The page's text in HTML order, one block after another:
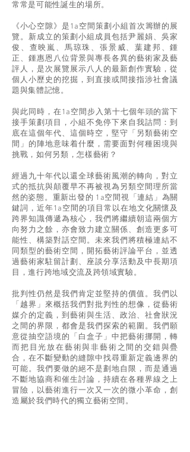
常常是可能性誕生的場所。
《小心空隙》是1a空間策劃小組首次籌辦的展
覽。新成立的策劃小組成員包括尹麗娟、吳家
俊、查映嵐、馬琼珠、張景威、葉建邦、鍾
正、鍾惠恩八位背景與專長各異的藝術家及藝
評人，是次展覽展示八人的最新創作實驗，從
個人小歷史的挖掘，到直接或間接指涉社會議
題與集體記憶。
與此同時，在1a空間步入第十七個年頭的當下
接手策劃項目，小組不免停下來自我詰問：到
底在這個年代、這個時空，堅守「另類藝術空
間」的陣地意味着什麼，需要面對何種困境與
挑戰，如何另類，怎樣藝術？
經過九十年代以還全球藝術風潮的轉向，對立
式的抵抗與顛覆早不再被視為另類空間理所當
然的姿態。重新出發的 1a空間視「連結」為關
鍵詞，近年1a空間的項目常以在地文化關懷及
跨界知識傳遞為核心，我們將繼續朝這兩個方
向努力之餘，亦會致力建立關係、創造更多可
能性、構築對話空間。未來我們將積極連結不
同類型的藝術空間，開拓藝術評論平台，並透
過藝術家駐留計劃、座談分享活動及中長期項
目，進行跨地域交流及跨領域實驗。
批判性仍然是我們肯定並堅持的價值。我們以
「越界」來概括我們對批判性的想像，從藝術
媒介的定義，到藝術與生活、政治、社會狀況
之間的界限，都會是我們探索的範圍。我們願
意從抽空語境的「白盒子」中把藝術挪開，轉
而把目光放在藝術與非藝術之間的交錯與疊
合，在不斷變動的縫隙中找尋重新定義邊界的
可能。我們要做的絕不是劃地自限，而是通過
不斷地協商和催生討論，持續在各種界線之上
冒險，以藝術進行一次又一次的微小革命，創
造屬於我們時代的獨立藝術空間。